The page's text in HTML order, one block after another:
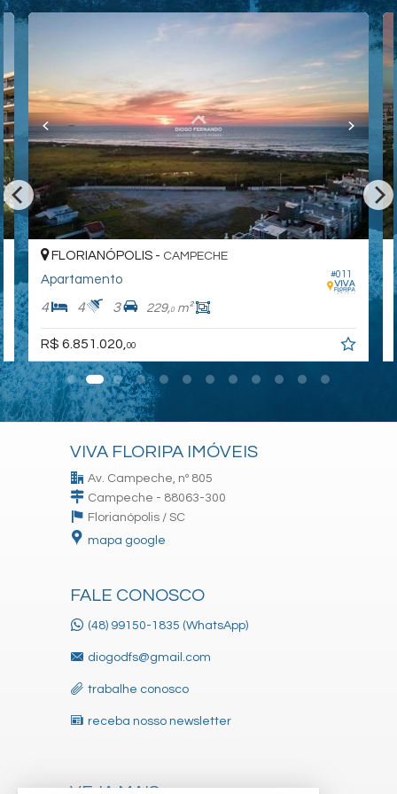
#011
FLORIANÓPOLIS - CAMPECHE
Apartamento
4 4 3 229,0m²
R$ 6.851.020,00
VIVA FLORIPA IMÓVEIS
Av. Campeche, nº 805
Campeche - 88063-300
Florianópolis / SC
mapa google
FALE CONOSCO
(48) 99150-1835 (WhatsApp)
diogodfs@gmail.com
trabalhe conosco
receba nosso newsletter